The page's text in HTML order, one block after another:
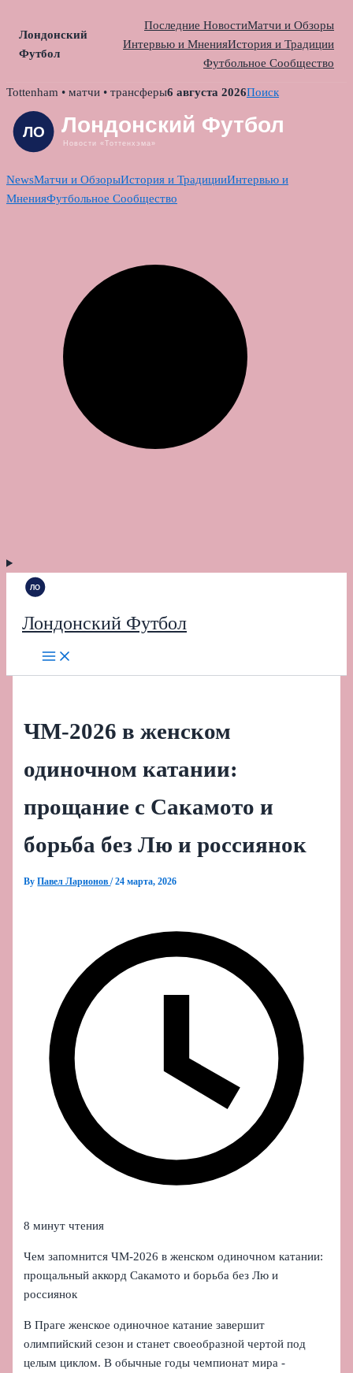
Лондонский
Футбол
Последние НовостиМатчи и Обзоры
Интервью и МненияИстория и Традиции
Футбольное Сообщество
Skip
content
Tottenham • матчи • трансферы6 августа 2026Поиск
NewsМатчи и ОбзорыИстория и ТрадицииИнтервью и
МненияФутбольное Сообщество
Лондонский Футбол
ЧМ‑2026 в женском
одиночном катании:
прощание с Сакамото и
борьба без Лю и россиянок
ByПавел Ларионов/24 марта, 2026
8 минут чтения
Чем запомнится ЧМ‑2026 в женском одиночном катании:
прощальный аккорд Сакамото и борьба без Лю и
россиянок
В Праге женское одиночное катание завершит
олимпийский сезон и станет своеобразной чертой под
целым циклом. В обычные годы чемпионат мира -